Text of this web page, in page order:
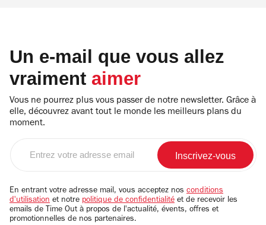
Un e-mail que vous allez
vraiment aimer
Vous ne pourrez plus vous passer de notre newsletter. Grâce à
elle, découvrez avant tout le monde les meilleurs plans du
moment.
email
En entrant votre adresse mail, vous acceptez nos conditions
d'utilisation et notre politique de confidentialité et de recevoir les
emails de Time Out à propos de l'actualité, évents, offres et
promotionnelles de nos partenaires.